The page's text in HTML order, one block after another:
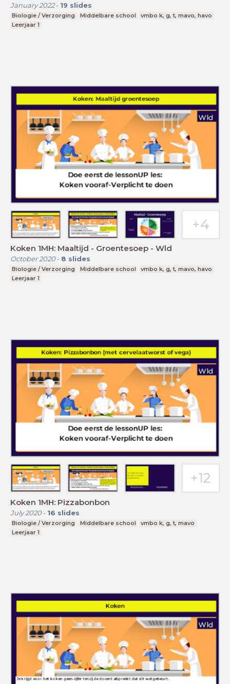
January 2022- 19 slides
Biologie / Verzorging Middelbare school
vmbo k, g, t, mavo, havo
Leerjaar 1
Koken 1MH: Maaltijd - Groentesoep - Wld
October 2020- 8 slides
Biologie / Verzorging Middelbare school
vmbo k, g, t, mavo, havo
Leerjaar 1
Koken 1MH: Pizzabonbon
July 2020- 16 slides
Biologie / Verzorging Middelbare school
vmbo k, g, t, mavo
Leerjaar 1